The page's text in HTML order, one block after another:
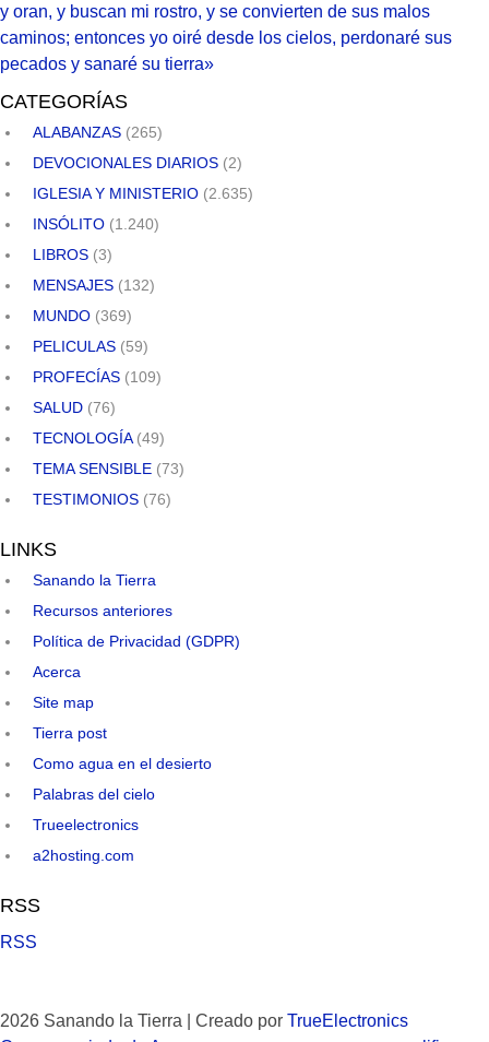
y oran, y buscan mi rostro, y se convierten de sus malos
caminos; entonces yo oiré desde los cielos, perdonaré sus
pecados y sanaré su tierra»
CATEGORÍAS
ALABANZAS (265)
DEVOCIONALES DIARIOS (2)
IGLESIA Y MINISTERIO (2.635)
INSÓLITO (1.240)
LIBROS (3)
MENSAJES (132)
MUNDO (369)
PELICULAS (59)
PROFECÍAS (109)
SALUD (76)
TECNOLOGÍA(49)
TEMA SENSIBLE (73)
TESTIMONIOS (76)
LINKS
Sanando la Tierra
Recursos anteriores
Política de Privacidad (GDPR)
Acerca
Site map
Tierra post
Como agua en el desierto
Palabras del cielo
Trueelectronics
a2hosting.com
RSS
RSS
2026 Sanando la Tierra | Creado por TrueElectronics